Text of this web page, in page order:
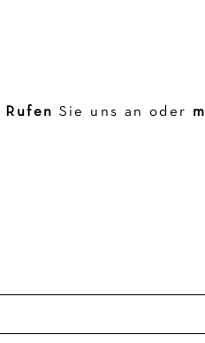
Rufen Sie uns an oder